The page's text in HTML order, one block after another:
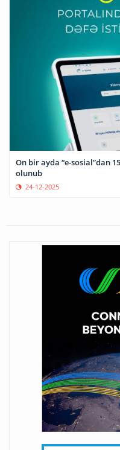
On bir ayda “e-sosial”dan
olunub
24-12-2025